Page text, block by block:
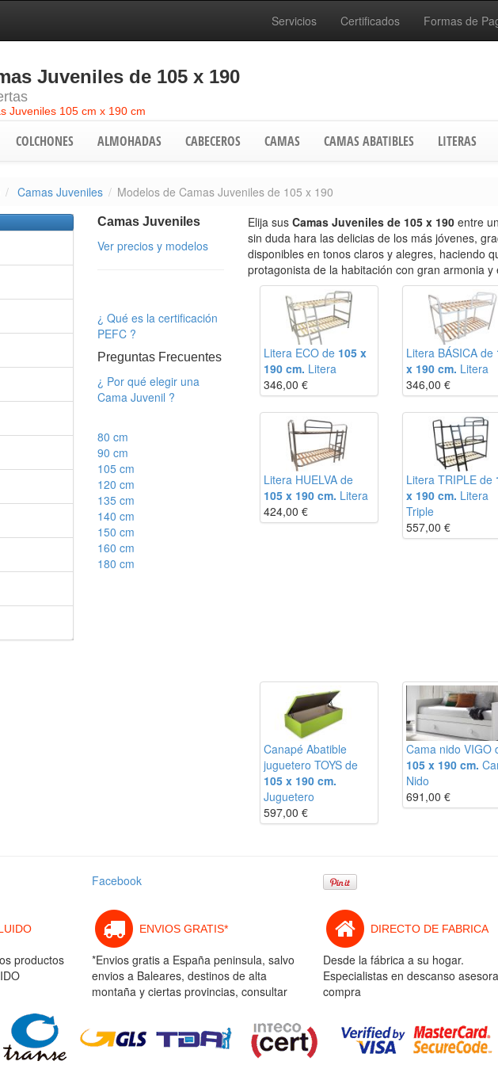
Servicios Certificados Formas de
Juveniles de 105 x 190
Juveniles 105 cm x 190 cm
COLCHONES ALMOHADAS CABECEROS CAMAS CAMAS ABATIBLES LITERAS
Camas Juveniles Modelos de Camas Juveniles de 105 x 190
Camas Juveniles
Ver precios y modelos
¿ Qué es la certificación
PEFC ?
Preguntas Frecuentes
¿ Por qué elegir una
Cama Juvenil ?
80 cm
90 cm
105 cm
120 cm
135 cm
140 cm
150 cm
160 cm
180 cm
Elija sus Camas Juveniles de 105 x 190 entre
sin duda hara las delicias de los más jóvenes,
disponibles en tonos claros y alegres, haciendo
protagonista de la habitación con gran armonia y
Litera ECO de 105 x
190 cm. Litera
346,00 €
Litera BÁSICA de
x 190 cm. Litera
346,00 €
Litera HUELVA de
105 x 190 cm. Litera
424,00 €
Litera TRIPLE de
x 190 cm. Litera
Triple
557,00 €
Canapé Abatible
juguetero TOYS de
105 x 190 cm.
Juguetero
597,00 €
Cama nido VIGO
105 x 190 cm.
Nido
691,00 €
Facebook
productos
ENVIOS GRATIS*
*Envios gratis a España peninsula, salvo
envios a Baleares, destinos de alta
montaña y ciertas provincias, consultar
DIRECTO DE FABRICA
Desde la fábrica a su hogar.
Especialistas en descanso
compra